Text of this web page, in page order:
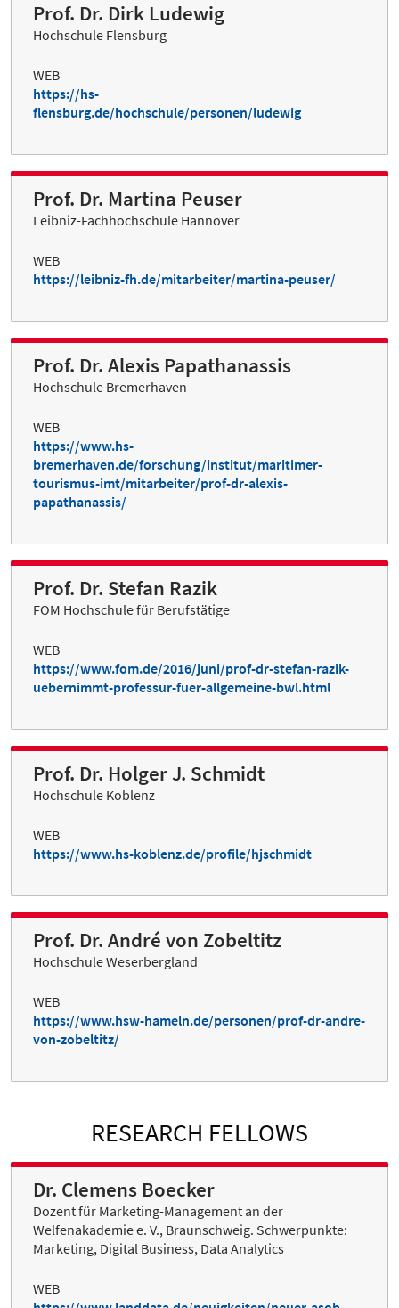
Prof. Dr. Dirk Ludewig
Hochschule Flensburg
WEB
https://hs-
flensburg.de/hochschule/personen/ludewig
Prof. Dr. Martina Peuser
Leibniz-Fachhochschule Hannover
WEB
https://leibniz-fh.de/mitarbeiter/martina-peuser/
Prof. Dr. Alexis Papathanassis
Hochschule Bremerhaven
WEB
https://www.hs-
bremerhaven.de/forschung/institut/maritimer-
tourismus-imt/mitarbeiter/prof-dr-alexis-
papathanassis/
Prof. Dr. Stefan Razik
FOM Hochschule für Berufstätige
WEB
https://www.fom.de/2016/juni/prof-dr-stefan-razik-
uebernimmt-professur-fuer-allgemeine-bwl.html
Prof. Dr. Holger J. Schmidt
Hochschule Koblenz
WEB
https://www.hs-koblenz.de/profile/hjschmidt
Prof. Dr. André von Zobeltitz
Hochschule Weserbergland
WEB
https://www.hsw-hameln.de/personen/prof-dr-andre-
von-zobeltitz/
RESEARCH FELLOWS
Dr. Clemens Boecker
Dozent für Marketing-Management an der
Welfenakademie e. V., Braunschweig. Schwerpunkte:
Marketing, Digital Business, Data Analytics
WEB